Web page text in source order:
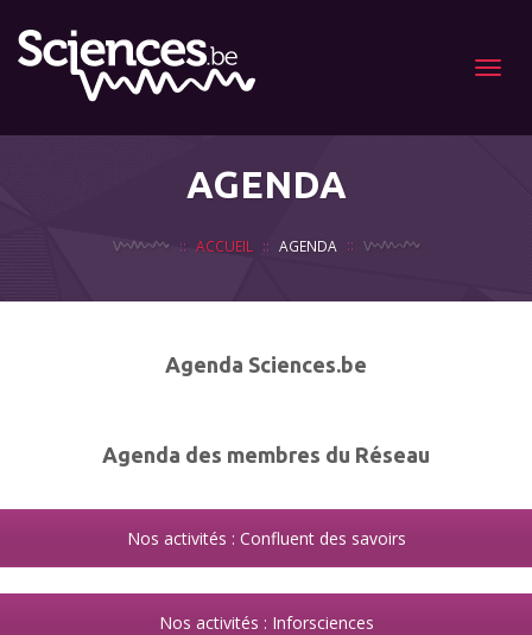
Menu
AGENDA
ACCUEIL AGENDA
Agenda Sciences.be
Agenda des membres du Réseau
Nos activités : Confluent des savoirs
Nos activités : Inforsciences